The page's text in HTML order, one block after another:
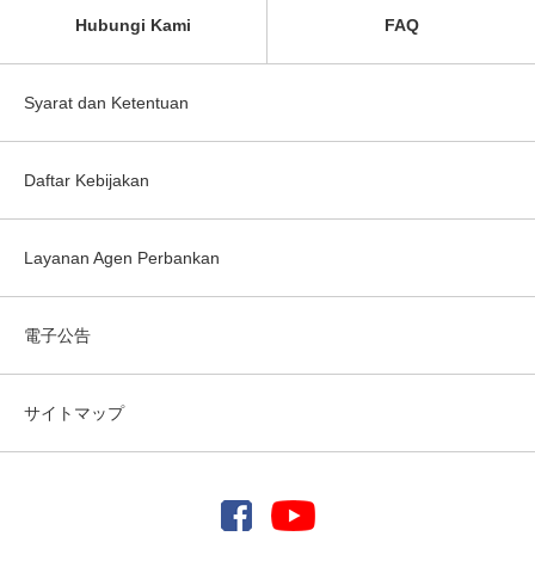
Hubungi Kami FAQ
Syarat dan Ketentuan
Daftar Kebijakan
Layanan Agen Perbankan
電子公告
サイトマップ